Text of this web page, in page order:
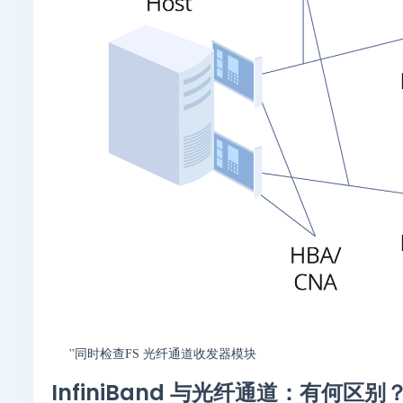
''同时检查FS 光纤通道收发器模块
InfiniBand 与光纤通道：有何区别